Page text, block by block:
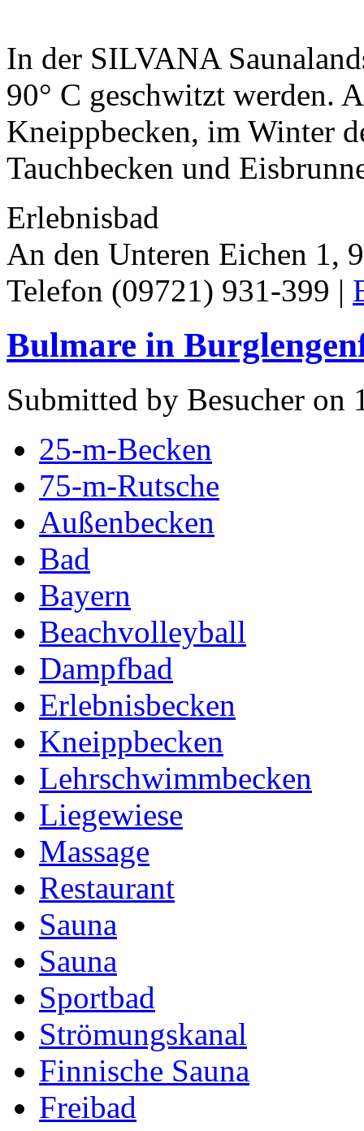
In der SILVANA
90° C geschwitzt werden.
Kneippbecken, im Winter
Tauchbecken und
Erlebnisbad
An den Unteren Eichen 1,
Telefon (09721) 931-399 |
Bulmare in
Submitted by Besucher
25-m-Becken
75-m-Rutsche
Außenbecken
Bad
Bayern
Beachvolleyball
Dampfbad
Erlebnisbecken
Kneippbecken
Lehrschwimmbecken
Liegewiese
Massage
Restaurant
Sauna
Sauna
Sportbad
Strömungskanal
Finnische Sauna
Freibad